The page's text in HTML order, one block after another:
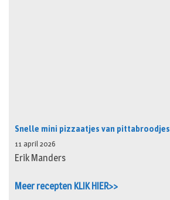
Snelle mini pizzaatjes van pittabroodjes
11 april 2026
Erik Manders
Meer recepten KLIK HIER>>